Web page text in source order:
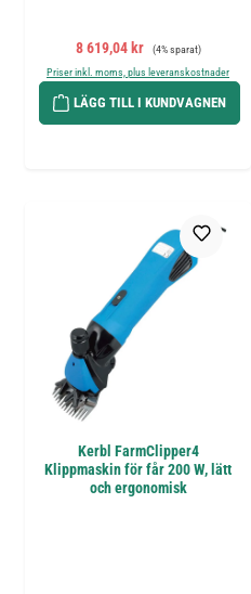
Försäljningspris:
8 619,04 kr Ordinarie pris:
(4% sparat)
Priser inkl. moms, plus leveranskostnader
LÄGG TILL I KUNDVAGNEN
Kerbl FarmClipper4
Klippmaskin för får 200 W, lätt
och ergonomisk